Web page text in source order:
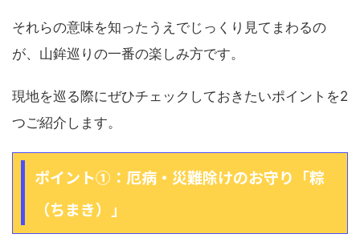
それらの意味を知ったうえでじっくり見てまわるの
が、山鉾巡りの一番の楽しみ方です。
現地を巡る際にぜひチェックしておきたいポイントを2
つご紹介します。
ポイント①：厄病・災難除けのお守り「粽
（ちまき）」